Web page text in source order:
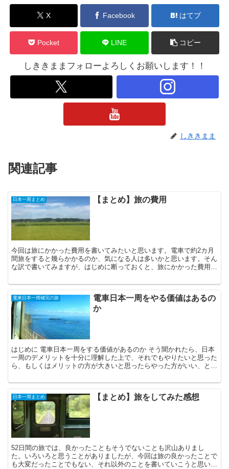
X Facebook はてブ
Pocket LINE コピー
しききままフォローよろしくお願いします！！
しききまま
関連記事
日本一周まとめ 【まとめ】旅の費用
今回は旅にかかった費用を書いてみたいと思います。電車で約2カ月
間旅をすると幾らかかるのか、気になる人は多いかと思います。そん
な訳で書いてみますが、はじめに断っておくと、旅にかかった費用は
電車日本一周補完の旅
電車日本一周をやる価値はあるの
か
はじめに 電車日本一周をする価値があるのか そう聞かれたら、日本
一周のデメリットを十分に理解した上で、それでもやりたいと思った
ら、もしくはメリットの方が大きいと思ったらやった方がいい、と答
日本一周まとめ 【まとめ】旅をしてみた感想
52日間の旅では、良かったこともそうでないことも沢山ありまし
た。いろいろと思うことがありましたが、今回は旅の良かったことで
も大変だったことでもない、それ以外のことを書いていこうと思いま